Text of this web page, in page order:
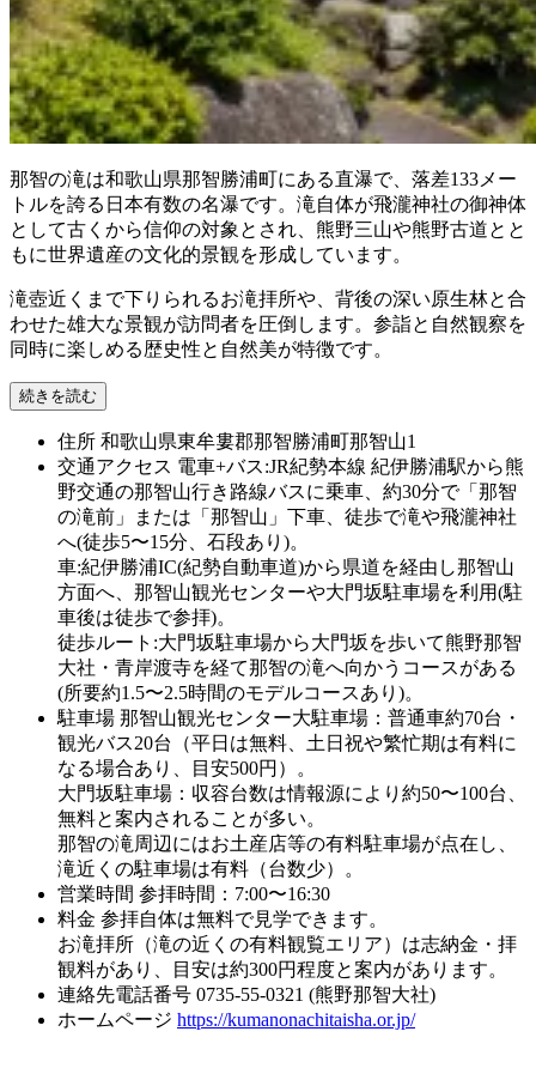
那智の滝は和歌山県那智勝浦町にある直瀑で、落差133メー
トルを誇る日本有数の名瀑です。滝自体が飛瀧神社の御神体
として古くから信仰の対象とされ、熊野三山や熊野古道とと
もに世界遺産の文化的景観を形成しています。
滝壺近くまで下りられるお滝拝所や、背後の深い原生林と合
わせた雄大な景観が訪問者を圧倒します。参詣と自然観察を
同時に楽しめる歴史性と自然美が特徴です。
続きを読む
住所 和歌山県東牟婁郡那智勝浦町那智山1
交通アクセス 電車+バス:JR紀勢本線 紀伊勝浦駅から熊
野交通の那智山行き路線バスに乗車、約30分で「那智
の滝前」または「那智山」下車、徒歩で滝や飛瀧神社
へ(徒歩5〜15分、石段あり)。
車:紀伊勝浦IC(紀勢自動車道)から県道を経由し那智山
方面へ、那智山観光センターや大門坂駐車場を利用(駐
車後は徒歩で参拝)。
徒歩ルート:大門坂駐車場から大門坂を歩いて熊野那智
大社・青岸渡寺を経て那智の滝へ向かうコースがある
(所要約1.5〜2.5時間のモデルコースあり)。
駐車場 那智山観光センター大駐車場：普通車約70台・
観光バス20台（平日は無料、土日祝や繁忙期は有料に
なる場合あり、目安500円）。
大門坂駐車場：収容台数は情報源により約50〜100台、
無料と案内されることが多い。
那智の滝周辺にはお土産店等の有料駐車場が点在し、
滝近くの駐車場は有料（台数少）。
営業時間 参拝時間：7:00〜16:30
料金 参拝自体は無料で見学できます。
お滝拝所（滝の近くの有料観覧エリア）は志納金・拝
観料があり、目安は約300円程度と案内があります。
連絡先電話番号 0735-55-0321 (熊野那智大社)
ホームページ https://kumanonachitaisha.or.jp/